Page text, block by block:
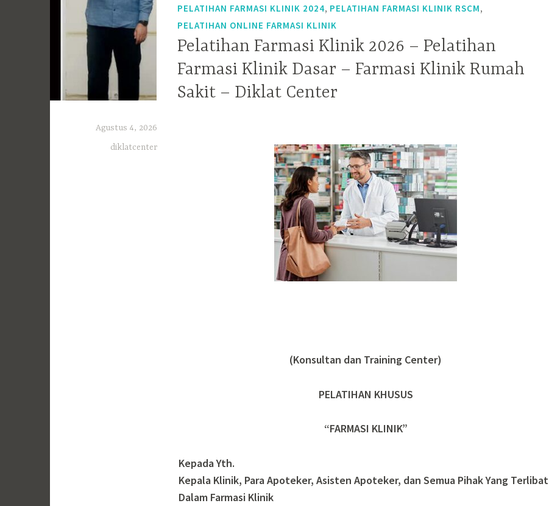
PELATIHAN FARMASI KLINIK 2024, PELATIHAN FARMASI KLINIK RSCM,
PELATIHAN ONLINE FARMASI KLINIK
Pelatihan Farmasi Klinik 2026 – Pelatihan
Farmasi Klinik Dasar – Farmasi Klinik Rumah
Sakit – Diklat Center
Agustus 4, 2026
diklatcenter
(Konsultan dan Training Center)
PELATIHAN KHUSUS
“FARMASI KLINIK”
Kepada Yth.
Kepala Klinik, Para Apoteker, Asisten Apoteker, dan Semua Pihak Yang Terlibat
Dalam Farmasi Klinik